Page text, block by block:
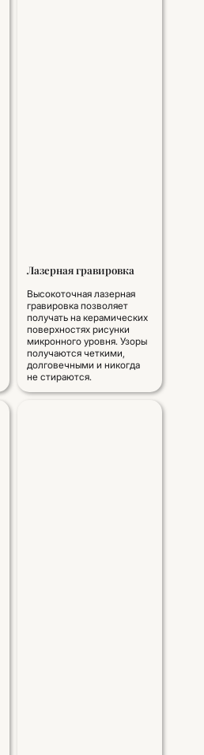
Лазерная гравировка
Высокоточная лазерная
гравировка позволяет
получать на керамических
поверхностях рисунки
микронного уровня. Узоры
получаются четкими,
долговечными и никогда
не стираются.